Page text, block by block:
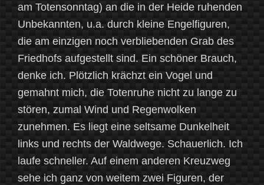
am Totensonntag) an die in der Heide ruhenden
Unbekannten, u.a. durch kleine Engelfiguren,
die am einzigen noch verbliebenden Grab des
Friedhofs aufgestellt sind. Ein schöner Brauch,
denke ich. Plötzlich krächzt ein Vogel und
gemahnt mich, die Totenruhe nicht zu lange zu
stören, zumal Wind und Regenwolken
zunehmen. Es liegt eine seltsame Dunkelheit
links und rechts der Waldwege. Schauerlich. Ich
laufe schneller. Auf einem anderen Kreuzweg
sehe ich ganz von weitem zwei Figuren, der